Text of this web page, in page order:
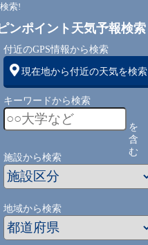
検索!
ンポイント天気予報検索
付近のGPS情報から検索
現在地から付近の天気を検索
キーワードから検索
を
含
む
施設から検索
地域から検索